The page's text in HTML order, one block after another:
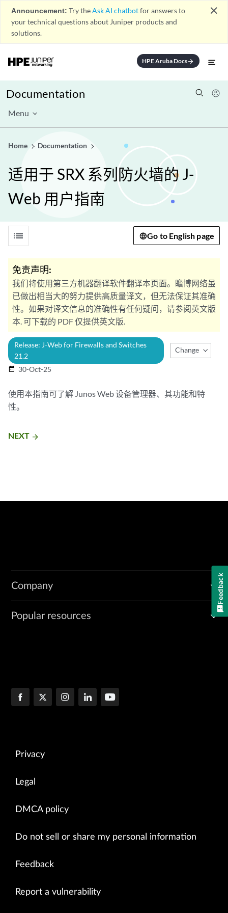
Announcement: Try theAsk AI chatbotfor answers to
your technical questions about Juniper products and
solutions.
close
HPE Aruba Docsarrow_forward
Documentation
Menu
Home Documentation
适用于 SRX 系列防火墙的 J-
Web 用户指南
list Go to English page
免责声明:
我们将使用第三方机器翻译软件翻译本页面。瞻博网络虽
已做出相当大的努力提供高质量译文，但无法保证其准确
性。如果对译文信息的准确性有任何疑问，请参阅英文版
本. 可下载的 PDF 仅提供英文版.
Release: J-Web for Firewalls and Switches
21.2
Change Release
date_range 30-Oct-25
使用本指南可了解 Junos Web 设备管理器、其功能和特
性。
NEXT arrow_forward
Company
Popular resources
Privacy
Legal
DMCA policy
Do not sell or share my personal information
Feedback
Report a vulnerability
Feedback